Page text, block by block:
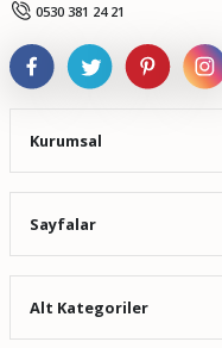
0530 381 24 21
Kurumsal
Sayfalar
Alt Kategoriler